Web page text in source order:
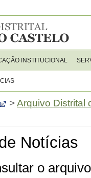
INSTITUCIONAL
>Arquivo Distrital
Notícias
o